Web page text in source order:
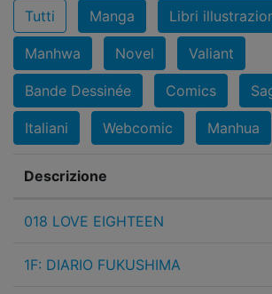
Tutti Manga Libri
Manhwa Novel Valiant
Bande Dessinée Comics
Italiani Webcomic Manhua
Descrizione
018 LOVE EIGHTEEN
1F: DIARIO FUKUSHIMA